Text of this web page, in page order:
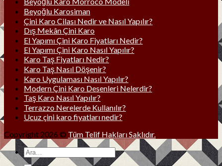
Beyoğlu Karosiman
Çini Karo Cilası Nedir ve Nasıl Yapılır?
Dış Mekân Çini Karo
El Yapımı Çini Karo Fiyatları Nedir?
El Yapımı Çini Karo Nasıl Yapılır?
Karo Taş Fiyatları Nedir?
Karo Taş Nasıl Döşenir?
Karo Uygulaması Nasıl Yapılır?
Modern Çini Karo Desenleri Nelerdir?
Taş Karo Nasıl Yapılır?
Terrazzo Nerelerde Kullanılır?
Ucuz çini karo fiyatları nedir?
Copyright 2026 © Tüm Telif Hakları Saklıdır.